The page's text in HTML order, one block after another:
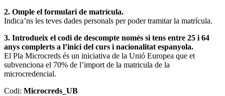
2. Omple el formulari de matrícula.
Indica’ns les teves dades personals per poder tramitar la matrícula.
3. Introdueix el codi de descompte només si tens entre 25 i 64
anys complerts a l’inici del curs i nacionalitat espanyola.
El Pla Microcreds és un iniciativa de la Unió Europea que et
subvenciona el 70% de l’import de la matricula de la
microcredencial.
Codi: Microcreds_UB